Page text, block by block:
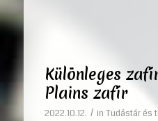
Különleges
Plains zafír
2022.10.12. / in Tudástár és